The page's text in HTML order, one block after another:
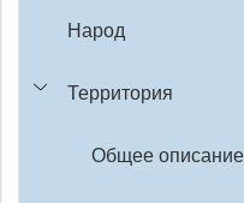
Народ
Территория
Общее описание